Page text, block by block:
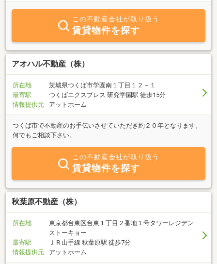
この不動産会社が取り扱う
賃貸物件を探す
アオハル不動産（株）
所在地
茨城県つくば市学園南１丁目１２－１
最寄駅
つくばエクスプレス 研究学園駅 徒歩15分
情報提供元
アットホーム
つくば市で不動産のお手伝いさせていただき約２０年となります。
何でもご相談下さい。
この不動産会社が取り扱う
賃貸物件を探す
秋葉原不動産（株）
所在地
東京都台東区台東１丁目２番地１号タワーレジデン
ストーキョー
最寄駅
ＪＲ山手線 秋葉原駅 徒歩7分
情報提供元
アットホーム